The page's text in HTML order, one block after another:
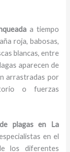
a tiempo
roja, babosas,
blancas, entre
aparecen de
arrastradas por
o fuerzas
plagasen La
en el
los diferentes